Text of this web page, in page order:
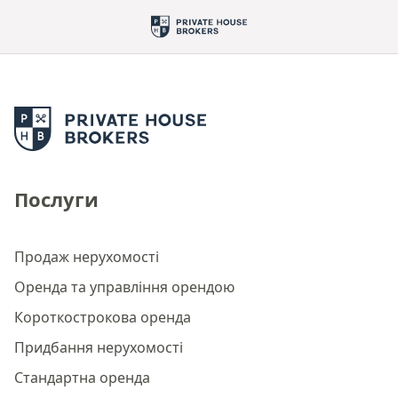
Послуги
Продаж нерухомості
Оренда та управління орендою
Короткострокова оренда
Придбання нерухомості
Стандартна оренда